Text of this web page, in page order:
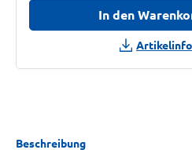
In den
Beschreibung